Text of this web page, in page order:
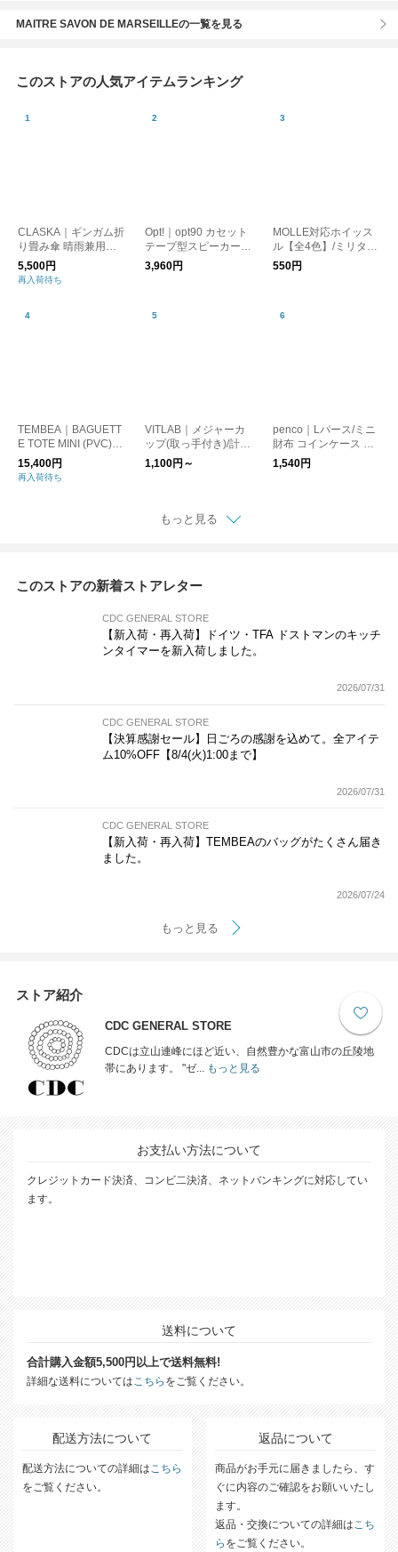
MAITRE SAVON DE MARSEILLEの一覧を見る
このストアの人気アイテムランキング
CLASKA｜ギンガム折
り畳み傘 晴雨兼用
（遮光）
5,500円
再入荷待ち
Opt!｜opt90 カセット
テープ型スピーカー/B
luetooth
3,960円
MOLLE対応ホイッス
ル【全4色】/ミリタリ
ー 笛 防災
550円
TEMBEA｜BAGUETT
E TOTE MINI (PVC)
DOG-1/トートバッグ
犬
15,400円
再入荷待ち
VITLAB｜メジャーカ
ップ(取っ手付き)/計量
カップ ドイツ製
1,100円～
penco｜Lパース/ミニ
財布 コインケース カ
ードケース
1,540円
もっと見る
このストアの新着ストアレター
CDC GENERAL STORE
【新入荷・再入荷】ドイツ・TFA ドストマンのキッチ
ンタイマーを新入荷しました。
2026/07/31
CDC GENERAL STORE
【決算感謝セール】日ごろの感謝を込めて。全アイテ
ム10%OFF【8/4(火)1:00まで】
2026/07/31
CDC GENERAL STORE
【新入荷・再入荷】TEMBEAのバッグがたくさん届き
ました。
2026/07/24
もっと見る
ストア紹介
CDC GENERAL STORE
CDCは立山連峰にほど近い、自然豊かな富山市の丘陵地
帯にあります。 "ゼ...もっと見る
お支払い方法について
クレジットカード決済、コンビ二決済、ネットバンキングに対応してい
ます。
送料について
配送方法について 返品について
商品がお手元に届きましたら、す
ぐに内容のご確認をお願いいたし
ます。